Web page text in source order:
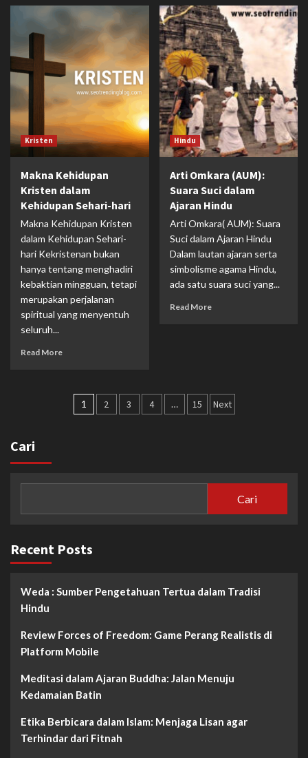
Kristen
Makna Kehidupan
Kristen dalam
Kehidupan Sehari-hari
Makna Kehidupan Kristen
dalam Kehidupan Sehari-
hari Kekristenan bukan
hanya tentang menghadiri
kebaktian mingguan, tetapi
merupakan perjalanan
spiritual yang menyentuh
seluruh...
Read More
Hindu
Arti Omkara (AUM):
Suara Suci dalam
Ajaran Hindu
Arti Omkara( AUM): Suara
Suci dalam Ajaran Hindu
Dalam lautan ajaran serta
simbolisme agama Hindu,
ada satu suara suci yang...
Read More
Paginasi
1 2 3 4 … 15 Next
Cari
Cari
Recent Posts
Weda : Sumber Pengetahuan Tertua dalam Tradisi
Hindu
Review Forces of Freedom: Game Perang Realistis di
Platform Mobile
Meditasi dalam Ajaran Buddha: Jalan Menuju
Kedamaian Batin
Etika Berbicara dalam Islam: Menjaga Lisan agar
Terhindar dari Fitnah